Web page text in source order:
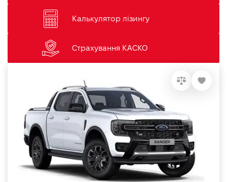
Калькулятор лізингу
Страхування КАСКО